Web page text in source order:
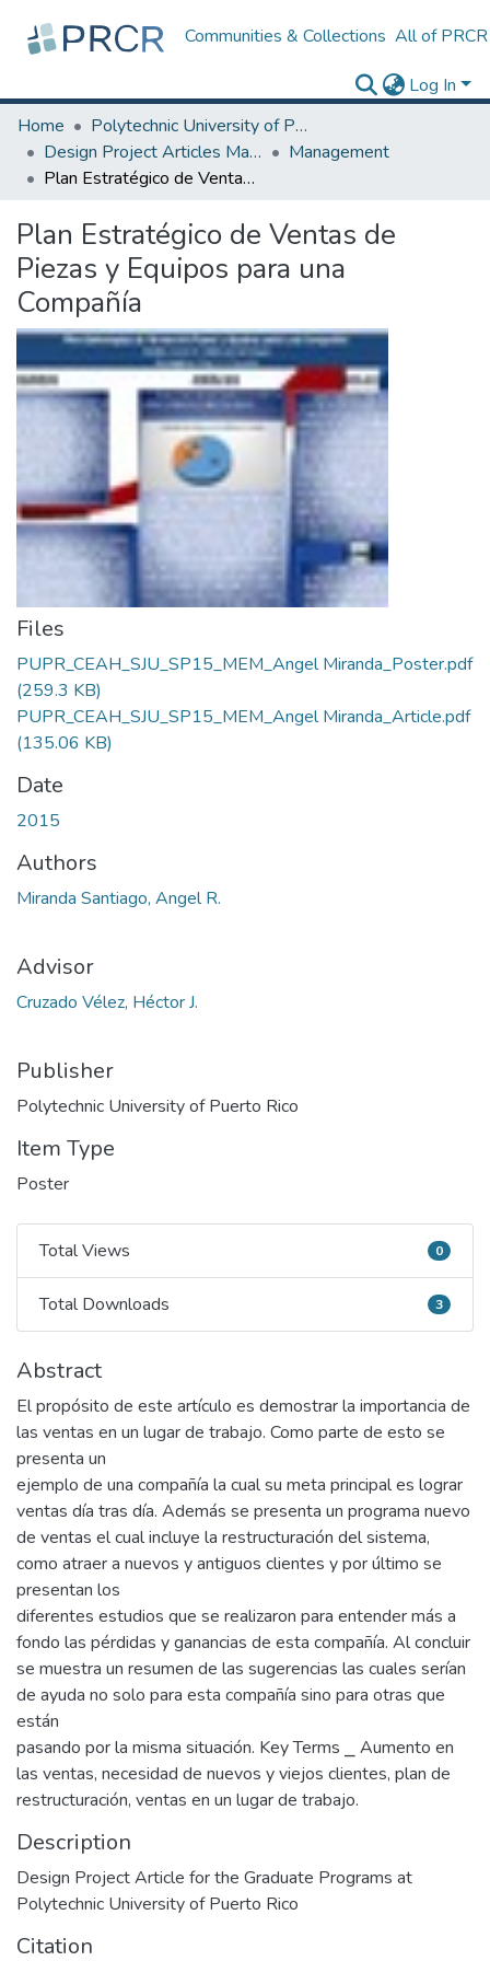
Communities & Collections All of PRCR
Log In
Home
Polytechnic University of Puerto Rico
Design Project Articles Master Degree
Management
Plan Estratégico de Ventas de Piezas y Equipos para una Compañía
Plan Estratégico de Ventas de
Piezas y Equipos para una
Compañía
Files
PUPR_CEAH_SJU_SP15_MEM_Angel Miranda_Poster.pdf
(259.3 KB)
PUPR_CEAH_SJU_SP15_MEM_Angel Miranda_Article.pdf
(135.06 KB)
Date
2015
Authors
Miranda Santiago, Angel R.
Advisor
Cruzado Vélez, Héctor J.
Publisher
Polytechnic University of Puerto Rico
Item Type
Poster
Total Views
Total Views 0
Total Downloads
Total Downloads 3
Abstract
El propósito de este artículo es demostrar la importancia de
las ventas en un lugar de trabajo. Como parte de esto se
presenta un
ejemplo de una compañía la cual su meta principal es lograr
ventas día tras día. Además se presenta un programa nuevo
de ventas el cual incluye la restructuración del sistema,
como atraer a nuevos y antiguos clientes y por último se
presentan los
diferentes estudios que se realizaron para entender más a
fondo las pérdidas y ganancias de esta compañía. Al concluir
se muestra un resumen de las sugerencias las cuales serían
de ayuda no solo para esta compañía sino para otras que
están
pasando por la misma situación. Key Terms ⎯ Aumento en
las ventas, necesidad de nuevos y viejos clientes, plan de
restructuración, ventas en un lugar de trabajo.
Description
Design Project Article for the Graduate Programs at
Polytechnic University of Puerto Rico
Citation